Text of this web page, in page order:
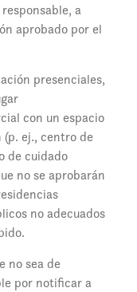
a
aprobado por el
presenciales,
con un espacio
ej., centro de
de cuidado
no se aprobarán
no adecuados
no sea de
por notificar a